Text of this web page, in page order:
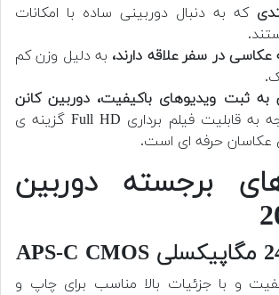
که به دنبال دوربینی ساده با امکانات
عکاسی در سفر علاقه دارند، به دلیل وزن کم
به ثبت ویدیوهای باکیفیت، دوربین کانن
با توجه به قابلیت فیلم برداری Full HD گزینه ی
عکاسان حرفه ای است.
برجسته دوربین
و با جزئیات بالا مناسب برای چاپ و